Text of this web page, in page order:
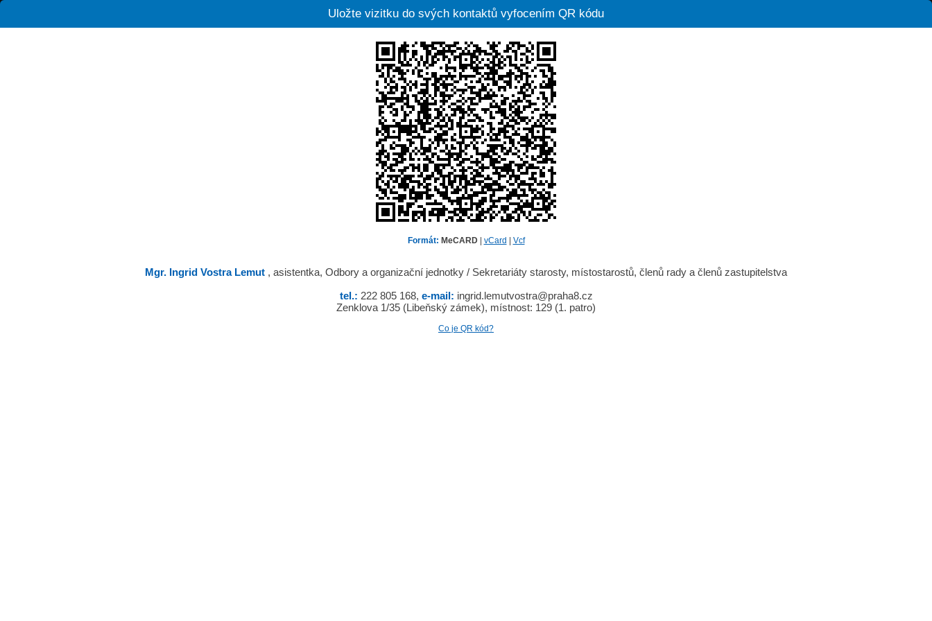
Uložte vizitku do svých kontaktů vyfocením QR kódu
Formát: MeCARD| vCard Vcf
Mgr. Ingrid Vostra Lemut , asistentka, Odbory a organizační jednotky / Sekretariáty starosty, místostarostů, členů rady a členů zastupitelstva
tel.: 222 805 168, e-mail: ingrid.lemutvostra@praha8.cz
Zenklova 1/35 (Libeňský zámek), místnost: 129 (1. patro)
Co je QR kód?